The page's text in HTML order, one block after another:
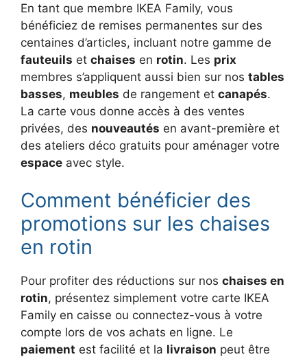
En tant que membre IKEA Family, vous
bénéficiez de remises permanentes sur des
centaines d’articles, incluant notre gamme de
fauteuils et chaises en rotin. Les prix
membres s’appliquent aussi bien sur nos tables
basses, meubles de rangement et canapés.
La carte vous donne accès à des ventes
privées, des nouveautés en avant-première et
des ateliers déco gratuits pour aménager votre
espace avec style.
Comment bénéficier des
promotions sur les chaises
en rotin
Pour profiter des réductions sur nos chaises en
rotin, présentez simplement votre carte IKEA
Family en caisse ou connectez-vous à votre
compte lors de vos achats en ligne. Le
paiement est facilité et la livraison peut être